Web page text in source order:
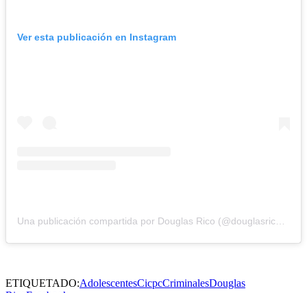
Ver esta publicación en Instagram
ETIQUETADO:AdolescentesCicpcCriminalesDouglas